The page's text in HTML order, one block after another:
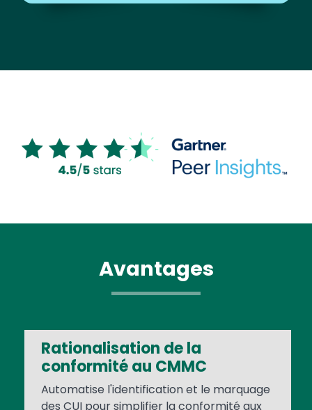
Image
Avantages
Rationalisation de la
conformité au CMMC
Automatise l'identification et le marquage
des CUI pour simplifier la conformité aux